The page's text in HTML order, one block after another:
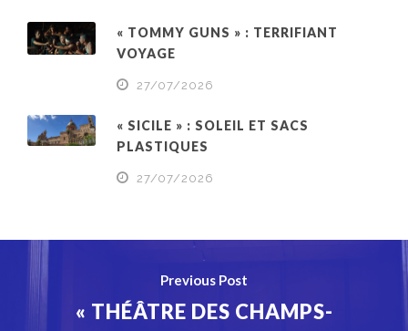
« TOMMY GUNS » : TERRIFIANT
VOYAGE
27/07/2026
« SICILE » : SOLEIL ET SACS
PLASTIQUES
27/07/2026
Previous Post
« THÉÂTRE DES CHAMPS-